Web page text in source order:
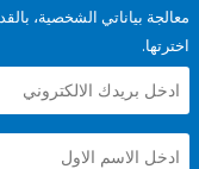
الشخصية، بالقدر